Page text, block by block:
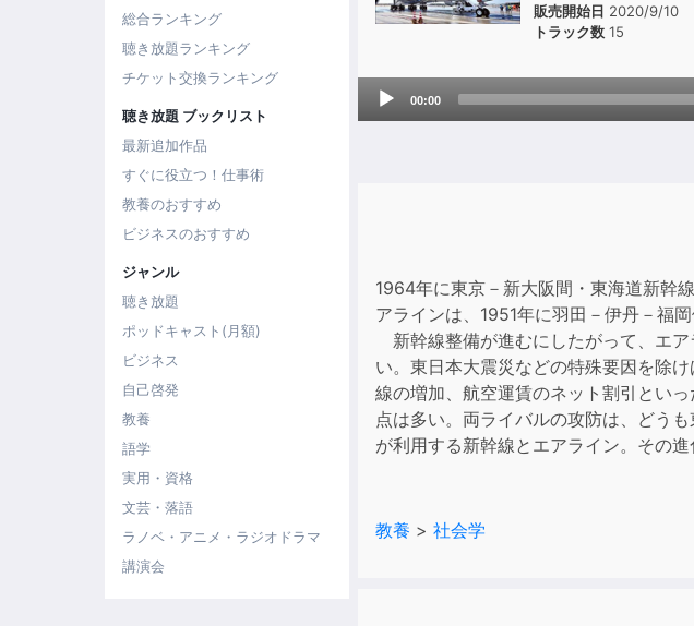
総合ランキング
聴き放題ランキング
チケット交換ランキング
聴き放題 ブックリスト
最新追加作品
すぐに役立つ！仕事術
教養のおすすめ
ビジネスのおすすめ
ジャンル
聴き放題
ポッドキャスト(月額)
ビジネス
自己啓発
教養
語学
実用・資格
文芸・落語
ラノベ・アニメ・ラジオドラマ
講演会
販売開始日 2020/9/10
トラック数15
Audio
00:00
1964年に東京－新大阪間・東海道新幹
アラインは、1951年に羽田－伊丹－福
新幹線整備が進むにしたがって、エ
い。東日本大震災などの特殊要因を除
線の増加、航空運賃のネット割引とい
点は多い。両ライバルの攻防は、どう
が利用する新幹線とエアライン。その進
教養 > 社会学